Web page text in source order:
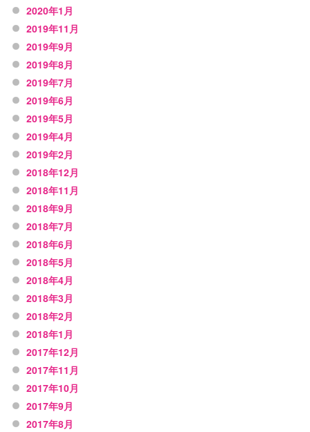
2020年1月
2019年11月
2019年9月
2019年8月
2019年7月
2019年6月
2019年5月
2019年4月
2019年2月
2018年12月
2018年11月
2018年9月
2018年7月
2018年6月
2018年5月
2018年4月
2018年3月
2018年2月
2018年1月
2017年12月
2017年11月
2017年10月
2017年9月
2017年8月